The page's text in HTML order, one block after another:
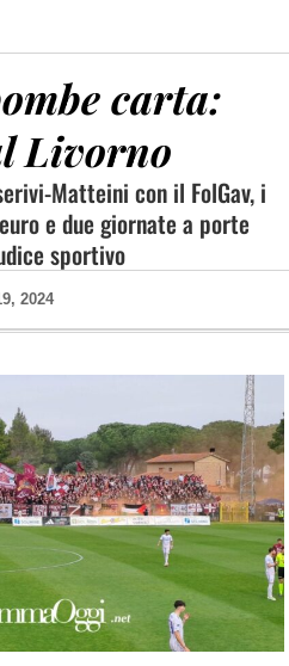
carta:
Livorno
Matteini con il FolGav, i
e due giornate a porte
sportivo
2024